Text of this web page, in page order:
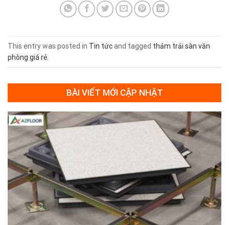
This entry was posted in Tin tứcand tagged thảm trải sàn văn
phòng giá rẻ
BÀI VIẾT MỚI CẬP NHẬT